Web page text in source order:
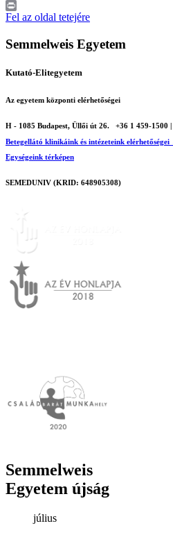
LinkedIn
Print
Fel az oldal tetejére
Semmelweis Egyetem
Kutató-Elitegyetem
Az egyetem központi elérhetőségei
H - 1085 Budapest, Üllői út 26.
+36 1 459-1500
Betegellátó klinikáink és intézeteink elérhetőségei
Egységeink térképen
SEMEDUNIV (KRID: 648905308)
Semmelweis
Egyetem újság
július